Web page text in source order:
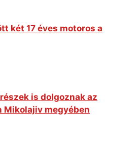
két 17 éves motoros a
is dolgoznak az
Mikolajiv megyében